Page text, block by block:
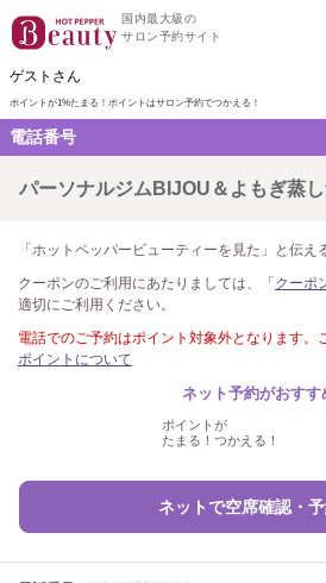
国内最大級の
サロン予約サイト
ゲストさん
ポイントが1%たまる！ ポイントはサロン予約でつかえる！
電話番号
パーソナルジムBIJOU＆よもぎ蒸
「ホットペッパービューティーを見た」と伝え
クーポンのご利用にあたりましては、「 クーポ
適切にご利用ください。
電話でのご予約はポイント対象外となります。
ポイントについて
ネット予約がおすす
ポイントが
たまる！つかえる！
ネットで空席確認・